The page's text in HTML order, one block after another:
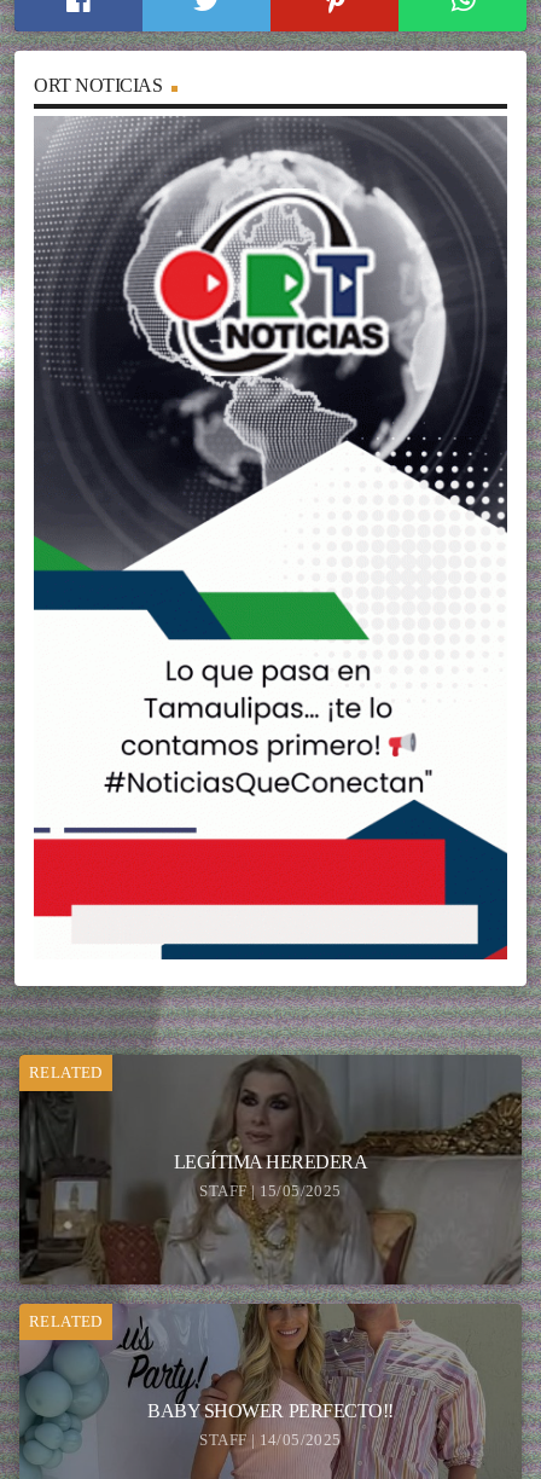
ORT NOTICIAS
RELATED
LEGÍTIMA HEREDERA
STAFF | 15/05/2025
RELATED
BABY SHOWER PERFECTO!!
STAFF | 14/05/2025